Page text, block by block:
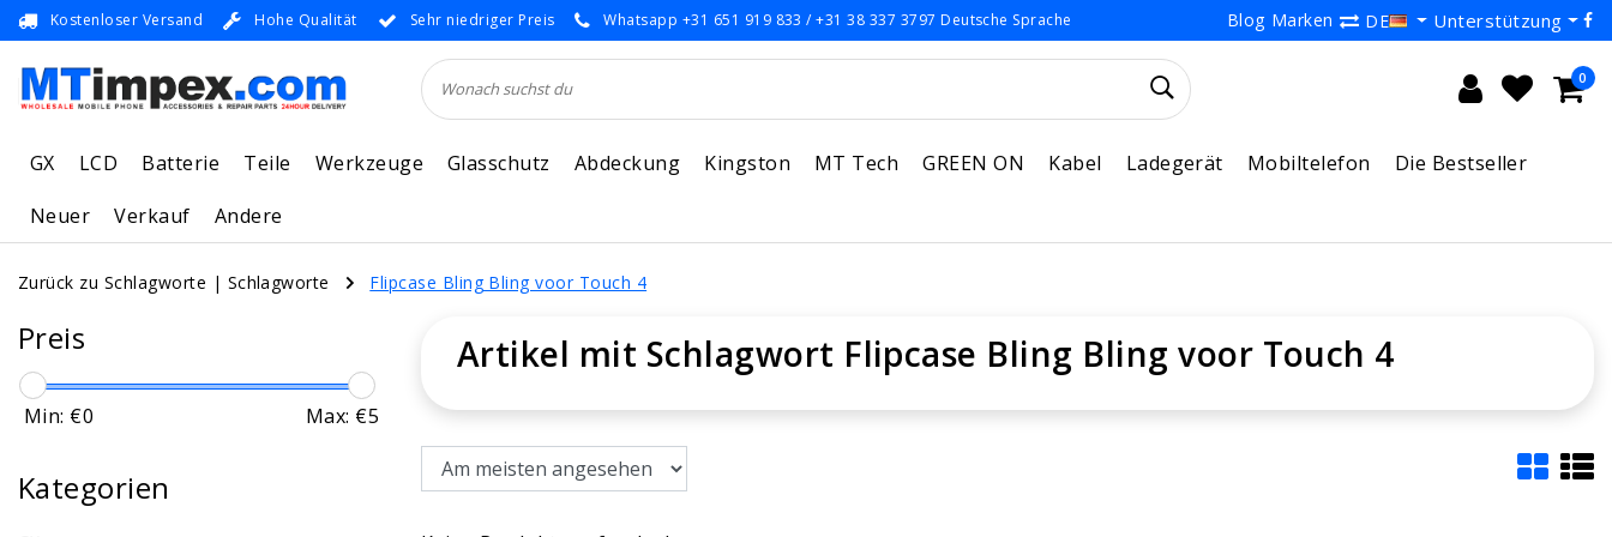
Kostenloser Versand Hohe Qualität Sehr niedriger Preis Whatsapp +31 651 919 833 / +31 38 337 3797 Deutsche Sprache Blog Marken DE Unterstützung
0
GX LCD Batterie Teile Werkzeuge Glasschutz Abdeckung Kingston MT Tech GREEN ON Kabel Ladegerät Mobiltelefon
Die Bestseller
Neuer
Verkauf Andere
Zurück zu Schlagworte | Schlagworte Flipcase Bling Bling voor Touch 4
Preis
Min: €0 Max: €5
Kategorien
Artikel mit Schlagwort Flipcase Bling Bling voor Touch 4